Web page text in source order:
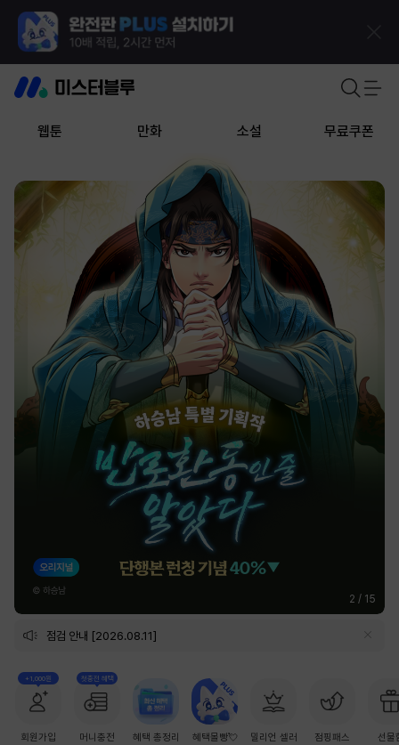
웹툰 만화 소설 무료쿠폰
2 / 15
점검 안내 [2026.08.11]
+1,000원
회원가입
첫충전 혜택
머니충전 혜택 총정리 혜택몰빵💘 밀리언 셀러 점핑패스 선물